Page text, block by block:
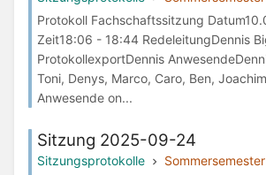
Protokoll Fachschaftssitzung
Zeit18:06 - 18:44 RedeleitungDennis
ProtokollexportDennis
Toni, Denys, Marco, Caro, Ben,
Anwesende on...
Sitzung 2025-09-24
Sitzungsprotokolle